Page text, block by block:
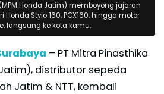
Honda Jatim) memboyong jajaran
Stylo 160, PCX160, hingga motor
langsung ke kota kamu.
– PT Mitra Pinasthika
distributor sepeda
Jatim & NTT, kembali